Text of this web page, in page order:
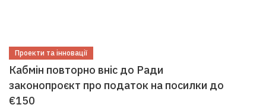
Проекти та інновації
Кабмін повторно вніс до Ради
законопроєкт про податок на посилки до
€150